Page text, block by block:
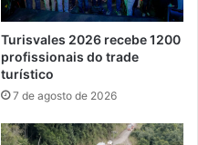
Turisvales 2026 recebe 1200
profissionais do trade
turístico
7 de agosto de 2026